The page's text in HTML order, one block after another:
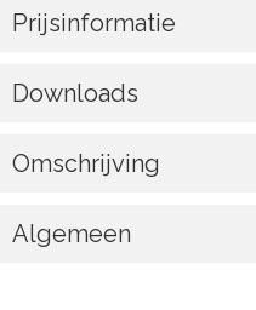
Prijsinformatie
Downloads
Omschrijving
Algemeen